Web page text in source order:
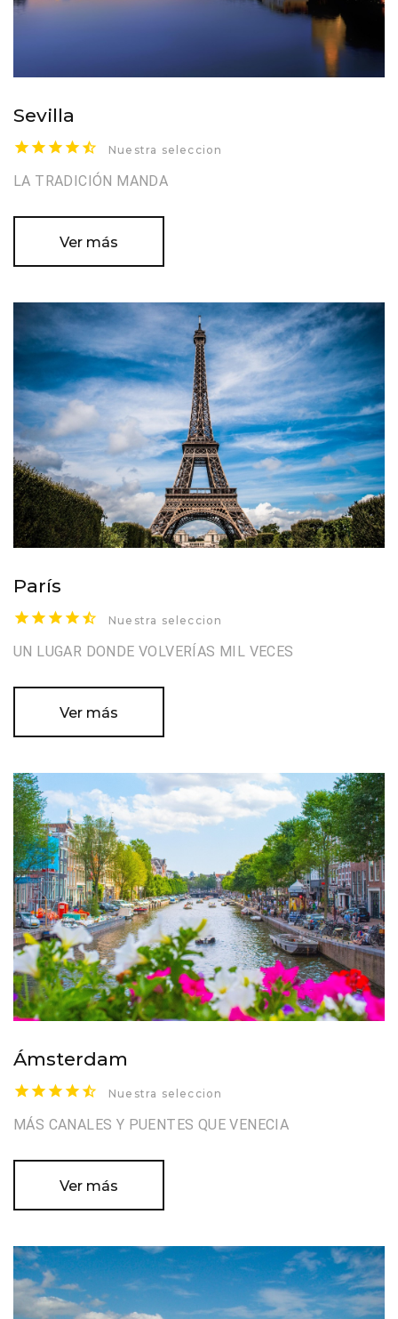
Sevilla
Nuestra seleccion
LA TRADICIÓN MANDA
Ver más
París
Nuestra seleccion
UN LUGAR DONDE VOLVERÍAS MIL VECES
Ver más
Ámsterdam
Nuestra seleccion
MÁS CANALES Y PUENTES QUE VENECIA
Ver más